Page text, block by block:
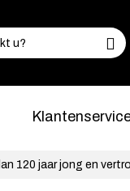
120 jaar jong en